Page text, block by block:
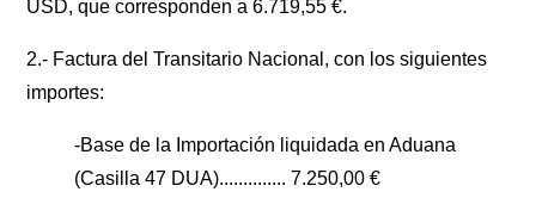
USD, que corresponden a 6.719,55 €.
2.- Factura del Transitario Nacional, con los siguientes
importes:
-Base de la Importación liquidada en Aduana
(Casilla 47 DUA).............. 7.250,00 €